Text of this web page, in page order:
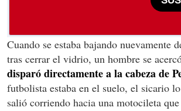
Cuando se estaba bajando nuevamente
tras cerrar el vidrio, un hombre se
disparó directamente a la cabeza de
futbolista estaba en el suelo, el sicario
salió corriendo hacia una motocileta